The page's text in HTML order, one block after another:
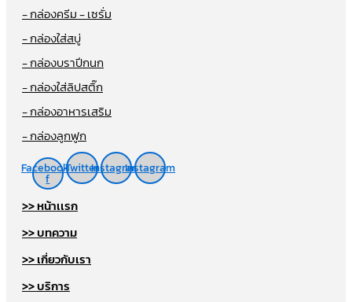
- กล่องครีม - เซรั่ม
- กล่องใส่สบู่
- กล่องบราปีกนก
- กล่องใส่ลิปสติ๊ก
- กล่องอาหารเสริม
- กล่องลูกฟูก
Facebook-
f
TwitterInstagramInstagram
>> หน้าเเรก
>> บทความ
>> เกี่ยวกับเรา
>> บริการ